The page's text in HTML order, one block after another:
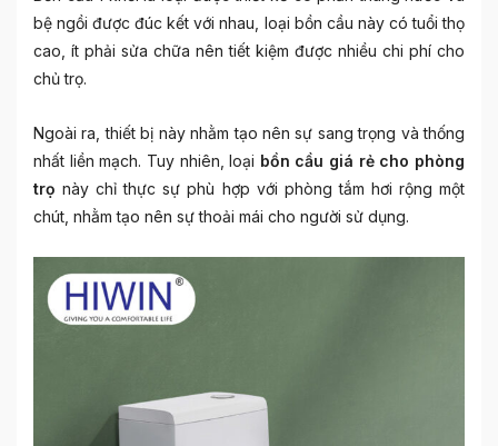
bệ ngồi được đúc kết với nhau, loại bồn cầu này có tuổi thọ
cao, ít phải sửa chữa nên tiết kiệm được nhiều chi phí cho
chủ trọ.
Ngoài ra, thiết bị này nhằm tạo nên sự sang trọng và thống
nhất liền mạch. Tuy nhiên, loại bồn cầu giá rẻ cho phòng
trọnày chỉ thực sự phù hợp với phòng tắm hơi rộng một
chút, nhằm tạo nên sự thoải mái cho người sử dụng.